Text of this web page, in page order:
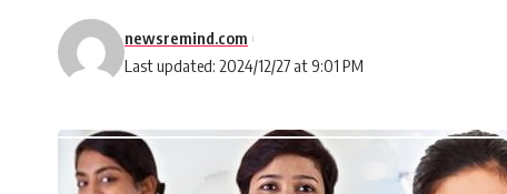
Last updated: 2024/12/27 at 9:01 PM
newsremind.com